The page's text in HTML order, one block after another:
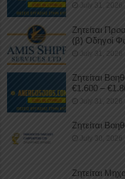
July 31, 2026
Ζητείται
(β) Οδηγοί
July 31, 2026
Ζητείται
€1.600 –
July 31, 2026
Ζητείται
July 30, 2026
Ζητείται